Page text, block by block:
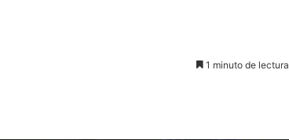
1 minuto de lectura